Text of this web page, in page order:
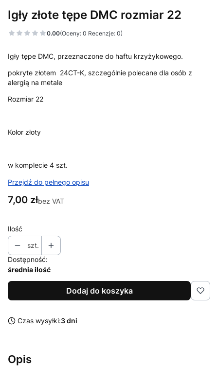
Igły złote tępe DMC rozmiar 22
0.00(Oceny: 0 Recenzje: 0)
Igły tępe DMC, przeznaczone do haftu krzyżykowego.
pokryte złotem 24CT-K, szczególnie polecane dla osób z
alergią na metale
Rozmiar 22
Kolor złoty
w komplecie 4 szt.
Przejdź do pełnego opisu
Cena
7,00 złbez VAT
Ilość
szt.
Dostępność:
średnia ilość
Dodaj do koszyka
Czas wysyłki:3 dni
Opis